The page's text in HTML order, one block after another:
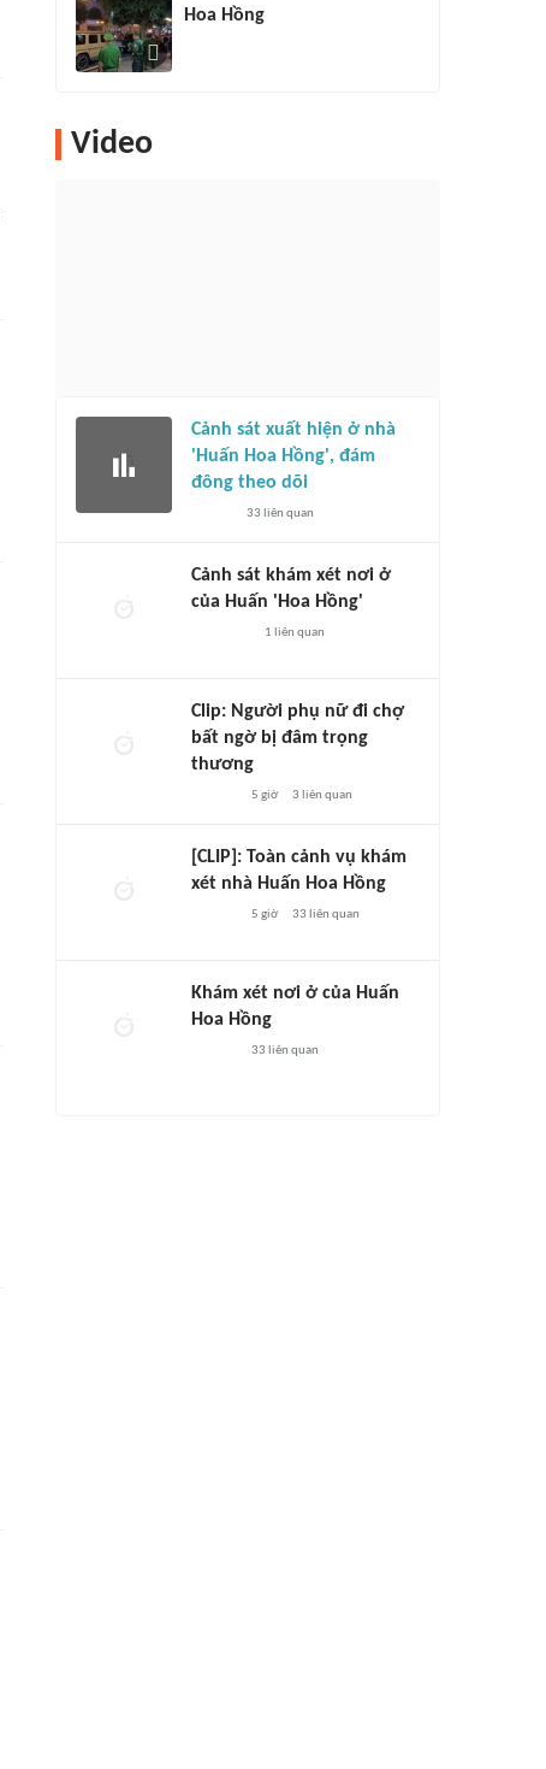
Hoa Hồng
Video
Cảnh sát xuất hiện ở nhà
'Huấn Hoa Hồng', đám
đông theo dõi
33 liên quan
Cảnh sát khám xét nơi ở
của Huấn 'Hoa Hồng'
1 liên quan
Clip: Người phụ nữ đi chợ
bất ngờ bị đâm trọng
thương
5 giờ 3 liên quan
[CLIP]: Toàn cảnh vụ khám
xét nhà Huấn Hoa Hồng
5 giờ 33 liên quan
Khám xét nơi ở của Huấn
Hoa Hồng
33 liên quan